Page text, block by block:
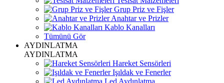
Grup Priz ve Fişler
Anahtar ve Prizler
Kablo Kanalları
Tümünü Gör
AYDINLATMA
AYDINLATMA
Hareket Sensörleri
Işıldak ve Fenerler
Led Aydınlatma